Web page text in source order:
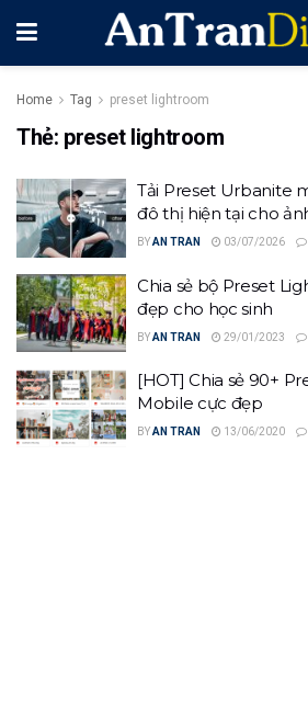
Home Tag preset lightroom
Thẻ: preset lightroom
Tải Preset Urbanite
đô thị hiện tại cho
BYAN TRAN 03/07/2026
Chia sẻ bộ Preset
đẹp cho học sinh
BYAN TRAN 29/01/2023
[HOT] Chia sẻ 90+
Mobile cực đẹp
BYAN TRAN 13/06/2020